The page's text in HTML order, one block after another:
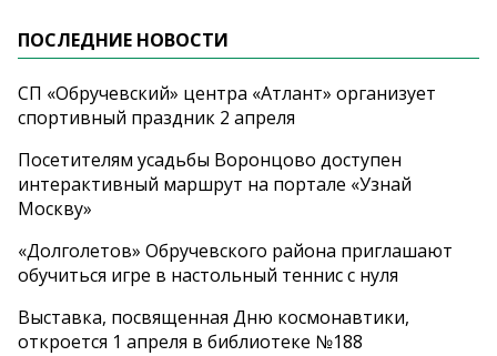
ПОСЛЕДНИЕ НОВОСТИ
СП «Обручевский» центра «Атлант» организует
спортивный праздник 2 апреля
Посетителям усадьбы Воронцово доступен
интерактивный маршрут на портале «Узнай
Москву»
«Долголетов» Обручевского района приглашают
обучиться игре в настольный теннис с нуля
Выставка, посвященная Дню космонавтики,
откроется 1 апреля в библиотеке №188